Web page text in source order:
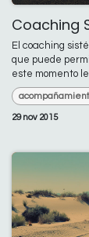
Coaching
El coaching
que puede
este momento
29 nov 2015